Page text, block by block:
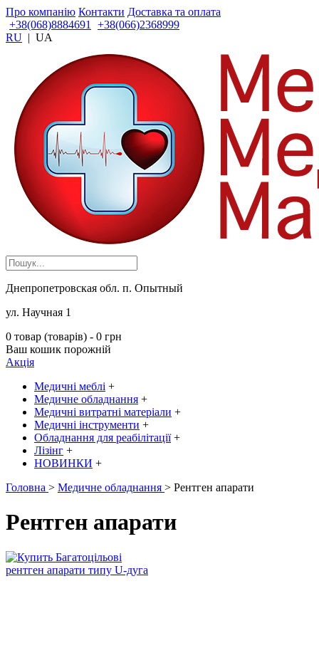
Про компанію Контакти Доставка та оплата
+38(068)8884691
+38(066)2368999
RU | UA
Днепропетровская обл. п. Опытный
ул. Научная 1
0 товар (товарів) - 0 грн
Ваш кошик порожній
Акція
Медичні меблі +
Медичне обладнання +
Медичні витратні матеріали +
Медичні інструменти +
Обладнання для реабілітації +
Лізінг +
НОВИНКИ +
Головна > Медичне обладнання > Рентген апарати
Рентген апарати